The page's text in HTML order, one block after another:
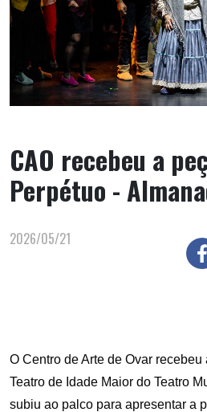
CAO recebeu a
Perpétuo -
2026/05/21
O Centro de Arte de Ovar
Teatro de Idade Maior do Teatro
subiu ao palco para apresentar a